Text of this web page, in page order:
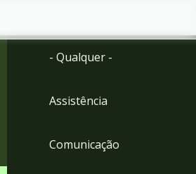
- Qualquer -
Assistência
Comunicação